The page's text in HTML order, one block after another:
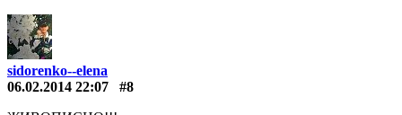
sidorenko--elena
06.02.2014 22:07
#8